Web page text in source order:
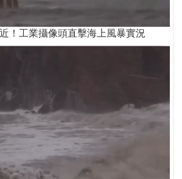
！工業攝像頭直擊海上風暴實況